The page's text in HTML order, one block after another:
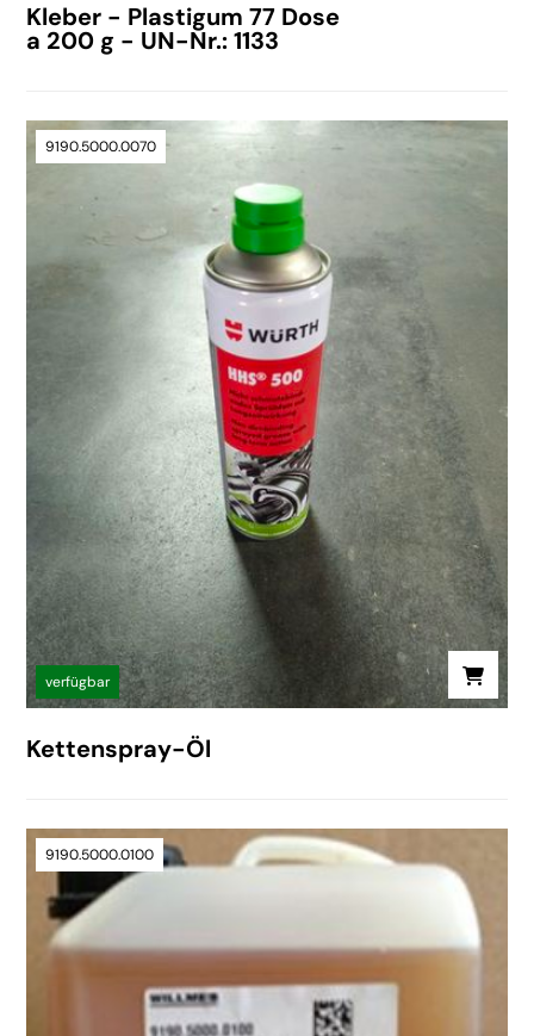
Kleber - Plastigum 77 Dose
a 200 g - UN-Nr.: 1133
9190.5000.0070
verfügbar
Kettenspray-Öl
9190.5000.0100